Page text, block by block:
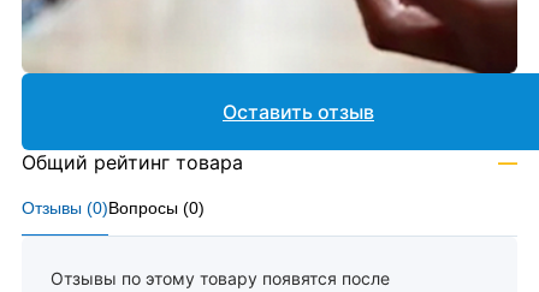
Отзывы (0)Вопросы (0)
Отзывы по этому товару появятся после
Оставить отзыв
Общий рейтинг товара —